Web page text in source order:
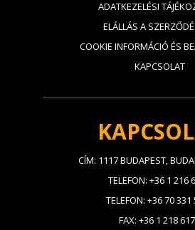
ADATKEZELÉSI
ELÁLLÁS A
COOKIE INFORMÁCIÓ ÉS
KAPCSOLAT
CÍM: 1117 BUDAPEST,
TELEFON: +36 1 216
TELEFON: +36 70 331
FAX: +36 1 218